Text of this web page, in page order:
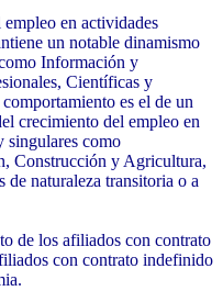
en actividades
un notable dinamismo
Información y
Científicas y
es el de un
crecimiento del empleo en
singulares como
Construcción y Agricultura,
de naturaleza transitoria o a
de los afiliados con contrato
con contrato indefinido